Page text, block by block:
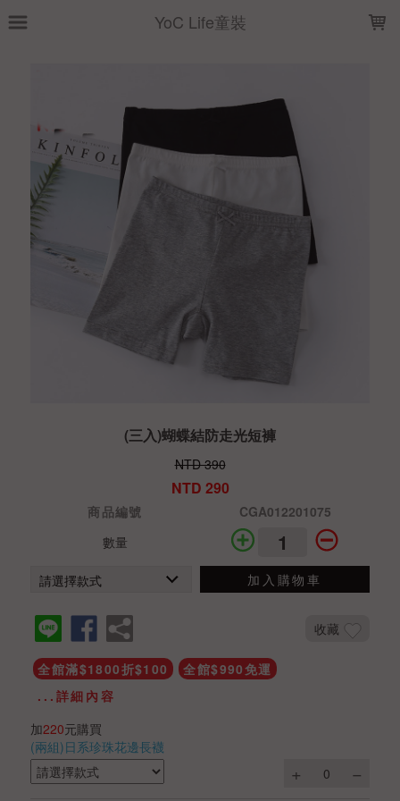
YoC Life童裝
(三入)蝴蝶結防走光短褲
NTD 390
NTD 290
商品編號
CGA012201075
數量
加入購物車
收藏
全館滿$1800折$100
全館$990免運
...詳細內容
加220元購買
(兩組)日系珍珠花邊長襪